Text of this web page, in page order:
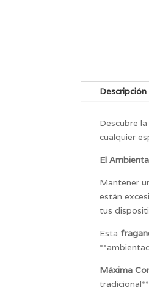
Descripción
Descubre
cualquier
El
Mantener
están
tus
Esta
Máxima